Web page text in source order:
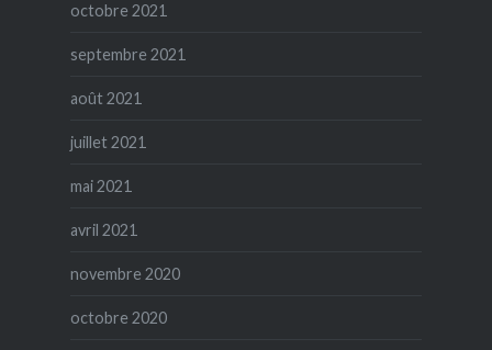
octobre 2021
septembre 2021
août 2021
juillet 2021
mai 2021
avril 2021
novembre 2020
octobre 2020